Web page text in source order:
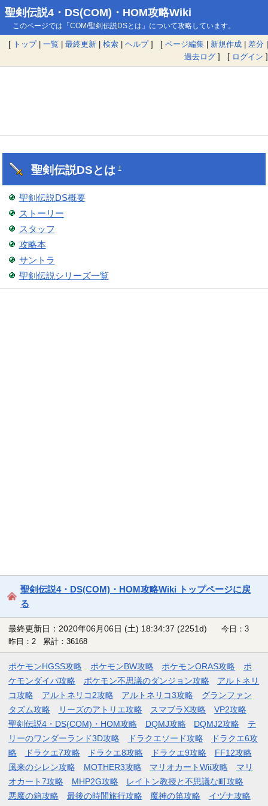
聖剣伝説4・DS(COM)・HOM攻略Wiki
このページでは「COM/聖剣伝説DSとは」について攻略しています。
[ トップ| 一覧 | 最終更新 | 検索 | ヘルプ] [ ページ編集 | 新規作成 | 差分 |
過去ログ ] [ ログイン ]
聖剣伝説DSとは†
聖剣伝説DS概要
ストーリー
スタッフ
攻略本
サントラ
聖剣伝説シリーズ一覧
聖剣伝説4・DS(COM)・HOM攻略Wiki トップページに戻
る
最終更新日：2020年06月06日 (土) 18:34:37 (2251d)
今日：3
昨日：2 累計：36168
ポケモンHGSS攻略 ポケモンBW攻略 ポケモンORAS攻略
ポ
ケモンダイパ攻略
ポケモン不思議のダンジョン攻略
アルトネリ
コ攻略
アルトネリコ2攻略 アルトネリコ3攻略
グランファン
タズム攻略
リーズのアトリエ攻略 スマブラX攻略
VP2攻略
聖剣伝説4・DS(COM)・HOM攻略
DQMJ攻略 DQMJ2攻略
テ
リーのワンダーランド3D攻略
ドラクエソード攻略
ドラクエ6攻
略
ドラクエ7攻略 ドラクエ8攻略 ドラクエ9攻略
FF12攻略
風来のシレン攻略
MOTHER3攻略 マリオカートWii攻略
マリ
オカート7攻略
MHP2G攻略
レイトン教授と不思議な町攻略
悪魔の箱攻略
最後の時間旅行攻略 魔神の笛攻略
イヅナ攻略